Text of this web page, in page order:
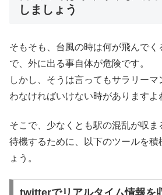
しましょう
そもそも、台風の時は何が飛んで
で、外に出る事自体が危険です。
しかし、そうは言ってもサラリー
わなければいけない時がありますよ
そこで、少なくとも駅の混乱が収
待機するために、以下のツールを積
ょう。